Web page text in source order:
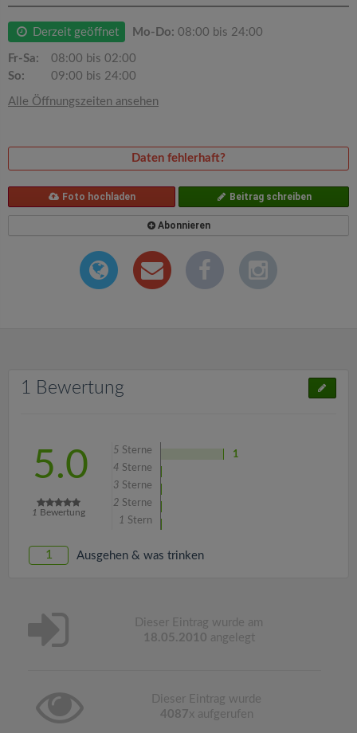
Derzeit geöffnet Mo-Do: 08:00 bis 24:00
Fr-Sa:
08:00 bis 02:00
So:
09:00 bis 24:00
Alle Öffnungszeiten ansehen
Daten fehlerhaft?
Foto hochladen Beitrag schreiben
Abonnieren
1 Bewertung
5.0
1 Bewertung
5 Sterne
1
4 Sterne
3 Sterne
2 Sterne
1 Stern
1 Ausgehen & was trinken
Dieser Eintrag wurde am
18.05.2010 angelegt
Dieser Eintrag wurde
4087x aufgerufen
i
o